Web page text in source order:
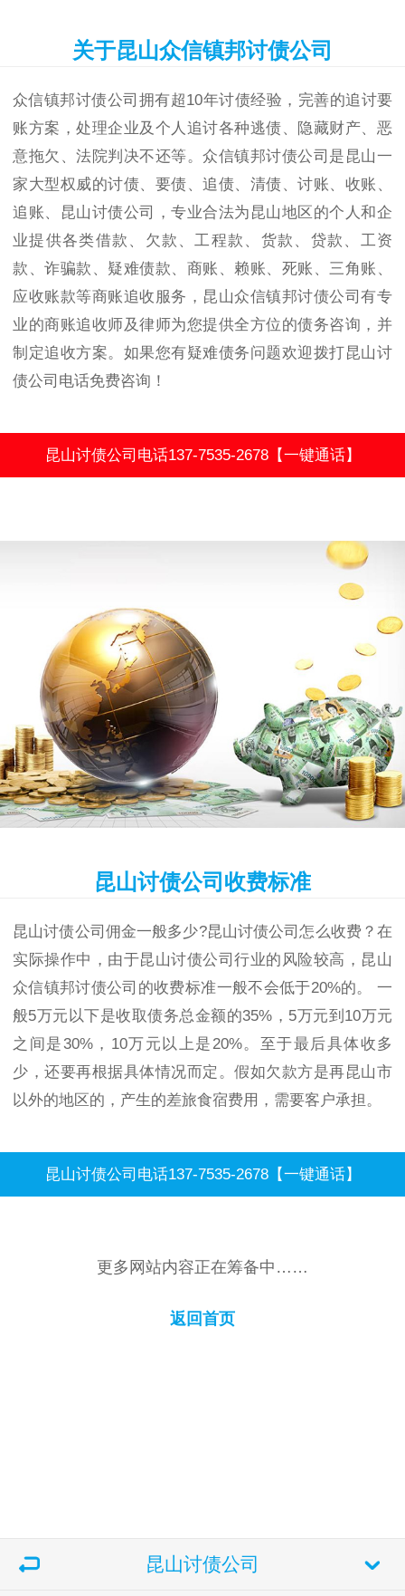
关于昆山众信镇邦讨债公司
众信镇邦讨债公司拥有超10年讨债经验，完善的追讨要
账方案，处理企业及个人追讨各种逃债、隐藏财产、恶
意拖欠、法院判决不还等。众信镇邦讨债公司是昆山一
家大型权威的讨债、要债、追债、清债、讨账、收账、
追账、昆山讨债公司，专业合法为昆山地区的个人和企
业提供各类借款、欠款、工程款、货款、贷款、工资
款、诈骗款、疑难债款、商账、赖账、死账、三角账、
应收账款等商账追收服务，昆山众信镇邦讨债公司有专
业的商账追收师及律师为您提供全方位的债务咨询，并
制定追收方案。如果您有疑难债务问题欢迎拨打昆山讨
债公司电话免费咨询！
昆山讨债公司电话137-7535-2678【一键通话】
昆山讨债公司收费标准
昆山讨债公司佣金一般多少?昆山讨债公司怎么收费？在
实际操作中，由于昆山讨债公司行业的风险较高，昆山
众信镇邦讨债公司的收费标准一般不会低于20%的。 一
般5万元以下是收取债务总金额的35%，5万元到10万元
之间是30%，10万元以上是20%。至于最后具体收多
少，还要再根据具体情况而定。假如欠款方是再昆山市
以外的地区的，产生的差旅食宿费用，需要客户承担。
昆山讨债公司电话137-7535-2678【一键通话】
更多网站内容正在筹备中……
返回首页
昆山讨债公司